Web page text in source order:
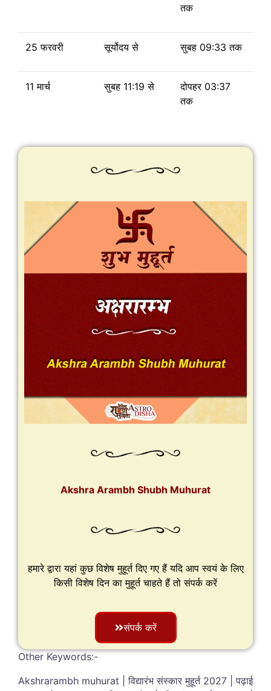
तक
25 फरवरी सूर्योदय से सुबह 09:33 तक
11 मार्च सुबह 11:19से
दोपहर 03:37
तक
Akshra Arambh Shubh Muhurat
हमारे द्वारा यहां कुछ विशेष मुहूर्त दिए गए हैं यदि आप स्वयं के लिए
किसी विशेष दिन का मुहूर्त चाहते हैं तो संपर्क करें
संपर्क करें
Other Keywords:-
Akshrarambh muhurat | विद्यारंभ संस्कार मुहूर्त 2027 | पढ़ाई